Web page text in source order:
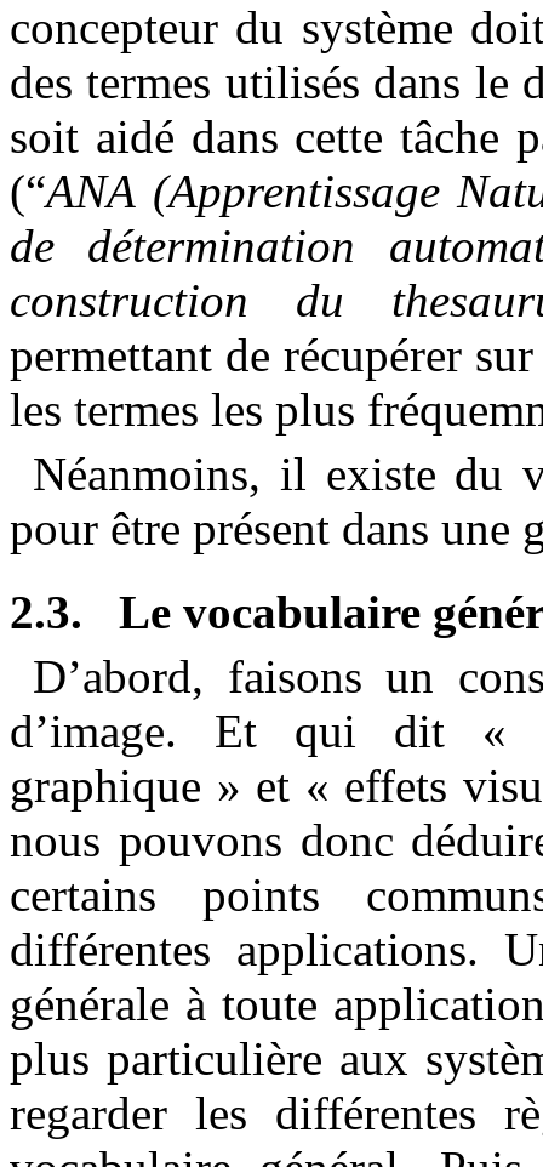
concepteur du système
des termes utilisés dans le
soit aidé dans cette
(“ANA (Apprentissage
de détermination
construction du
permettant de récupérer
les termes les plus
Néanmoins, il existe du
pour être présent dans une
2.3.
Le vocabulaire
D’abord, faisons un
d’image. Et qui dit «
graphique » et « effets
nous pouvons donc
certains points
différentes applications.
générale à toute
plus particulière aux
regarder les différentes